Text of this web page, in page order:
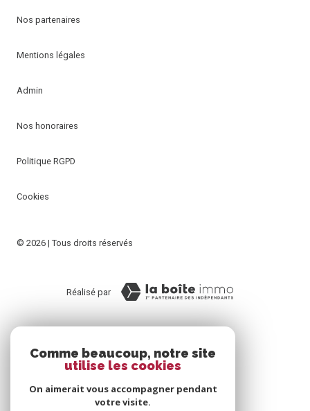
Nos partenaires
Mentions légales
Admin
Nos honoraires
Politique RGPD
Cookies
© 2026 | Tous droits réservés
Réalisé par
Comme beaucoup, notre site
utilise les cookies
On aimerait vous accompagner pendant
votre visite.